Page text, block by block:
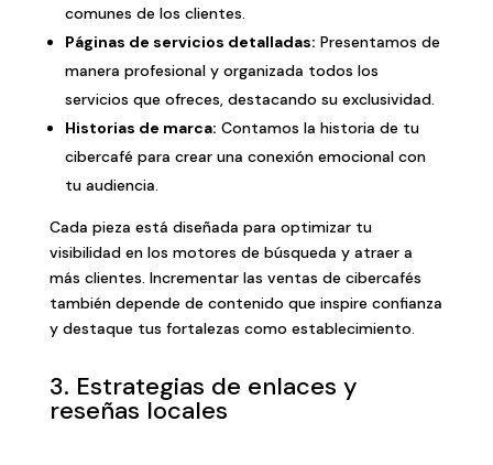
comunes de los clientes.
Páginas de servicios detalladas: Presentamos de
manera profesional y organizada todos los
servicios que ofreces, destacando su exclusividad.
Historias de marca: Contamos la historia de tu
cibercafé para crear una conexión emocional con
tu audiencia.
Cada pieza está diseñada para optimizar tu
visibilidad en los motores de búsqueda y atraer a
más clientes. Incrementar las ventas de cibercafés
también depende de contenido que inspire confianza
y destaque tus fortalezas como establecimiento.
3. Estrategias de enlaces y
reseñas locales